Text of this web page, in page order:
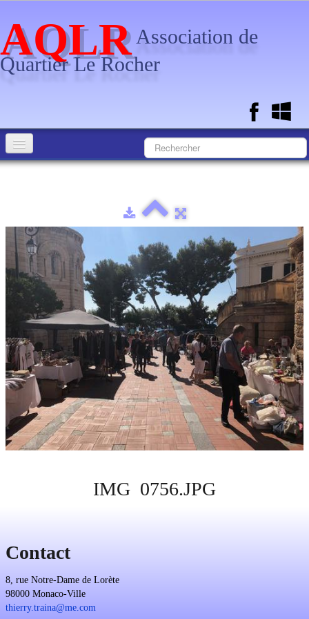
AQLR Association de
Quartier Le Rocher
Documents
L'Association
Photos▼
IMG_0756.JPG
Contact
8, rue Notre-Dame de Lorète
98000 Monaco-Ville
thierry.traina@me.com